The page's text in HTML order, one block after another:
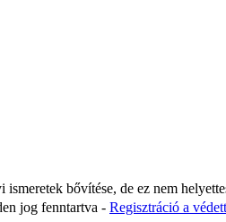
bővítése, de ez nem
jog fenntartva - Regisztráció a